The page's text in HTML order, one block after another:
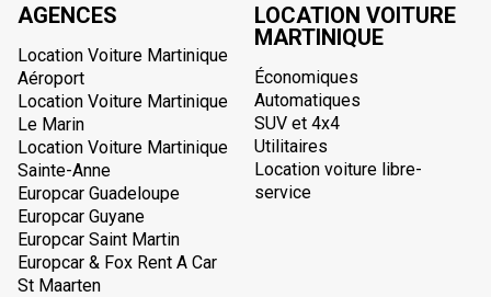
AGENCES
Location Voiture Martinique
Aéroport
Location Voiture Martinique
Le Marin
Location Voiture Martinique
Sainte-Anne
Europcar Guadeloupe
Europcar Guyane
Europcar Saint Martin
Europcar & Fox Rent A Car
St Maarten
LOCATION VOITURE
MARTINIQUE
Économiques
Automatiques
SUV et 4x4
Utilitaires
Location voiture libre-
service